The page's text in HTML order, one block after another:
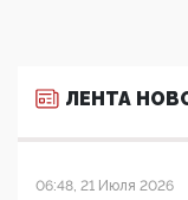
ЛЕНТА
06:48, 21 Июля 2026